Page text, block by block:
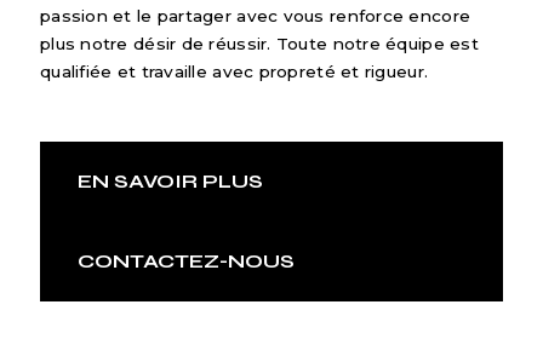
passion et le partager avec vous renforce encore
plus notre désir de réussir. Toute notre équipe est
qualifiée et travaille avec propreté et rigueur.
EN SAVOIR PLUS
CONTACTEZ-NOUS